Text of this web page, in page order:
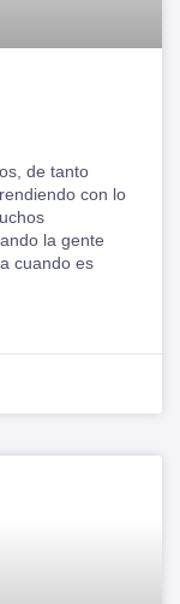
de tanto
con lo
la gente
cuando es